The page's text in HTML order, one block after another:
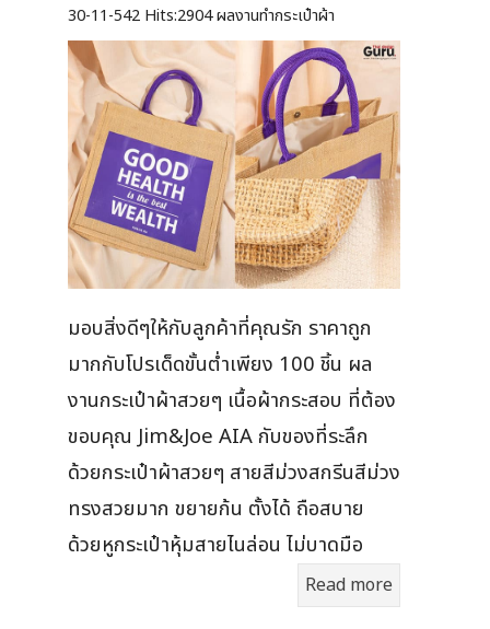
30-11-542 Hits:2904 ผลงานทำกระเป๋าผ้า
มอบสิ่งดีๆให้กับลูกค้าที่คุณรัก ราคาถูก
มากกับโปรเด็ดขั้นต่ำเพียง 100 ชิ้น ผล
งานกระเป๋าผ้าสวยๆ เนื้อผ้ากระสอบ ที่ต้อง
ขอบคุณ Jim&Joe AIA กับของที่ระลึก
ด้วยกระเป๋าผ้าสวยๆ สายสีม่วงสกรีนสีม่วง
ทรงสวยมาก ขยายก้น ตั้งได้ ถือสบาย
ด้วยหูกระเป๋าหุ้มสายไนล่อน ไม่บาดมือ
Read more